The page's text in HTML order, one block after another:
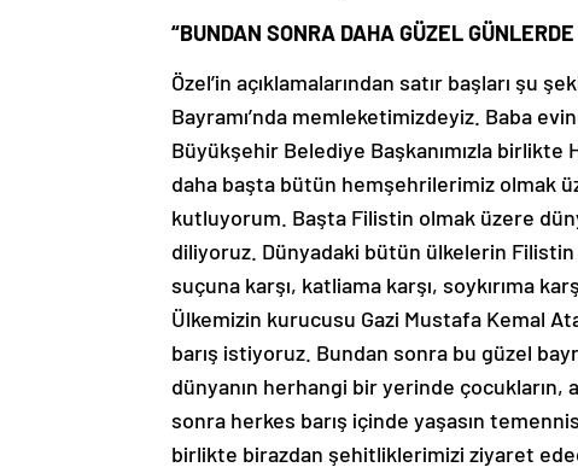
“BUNDAN SONRA DAHA GÜZEL
Özel’in açıklamalarından satır başları şu
Bayramı’nda memleketimizdeyiz. Baba
Büyükşehir Belediye Başkanımızla birlikte
daha başta bütün hemşehrilerimiz olmak
kutluyorum. Başta Filistin olmak üzere
diliyoruz. Dünyadaki bütün ülkelerin Filistin
suçuna karşı, katliama karşı, soykırıma
Ülkemizin kurucusu Gazi Mustafa Kemal
barış istiyoruz. Bundan sonra bu güzel
dünyanın herhangi bir yerinde çocukların,
sonra herkes barış içinde yaşasın
birlikte birazdan şehitliklerimizi ziyaret